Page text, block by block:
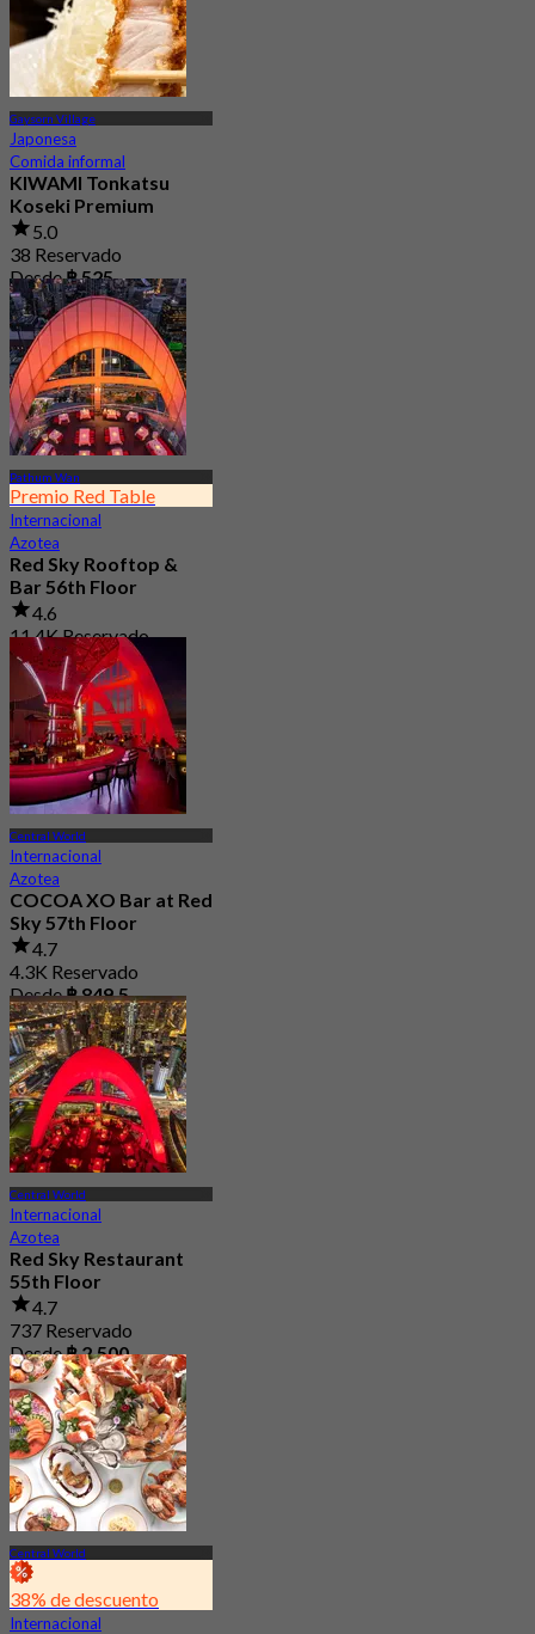
Gaysorn Village
Japonesa
Comida informal
KIWAMI Tonkatsu
Koseki Premium
5.0
38 Reservado
Desde฿ 525
Pathum Wan
Premio Red Table
Internacional
Azotea
Red Sky Rooftop &
Bar 56th Floor
4.6
11.4K Reservado
Desde฿ 799
Central World
Internacional
Azotea
COCOA XO Bar at Red
Sky 57th Floor
4.7
4.3K Reservado
Desde฿ 849.5
Central World
Internacional
Azotea
Red Sky Restaurant
55th Floor
4.7
737 Reservado
Desde฿ 2,500
Central World
38% de descuento
Internacional